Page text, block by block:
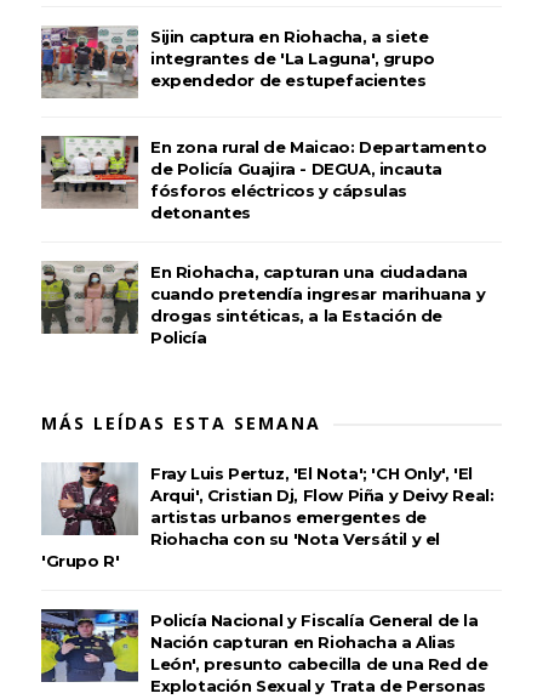
Sijin captura en Riohacha, a siete
integrantes de 'La Laguna', grupo
expendedor de estupefacientes
En zona rural de Maicao: Departamento
de Policía Guajira - DEGUA, incauta
fósforos eléctricos y cápsulas
detonantes
En Riohacha, capturan una ciudadana
cuando pretendía ingresar marihuana y
drogas sintéticas, a la Estación de
Policía
MÁS LEÍDAS ESTA SEMANA
Fray Luis Pertuz, 'El Nota'; 'CH Only', 'El
Arqui', Cristian Dj, Flow Piña y Deivy Real:
artistas urbanos emergentes de
Riohacha con su 'Nota Versátil y el
'Grupo R'
Policía Nacional y Fiscalía General de la
Nación capturan en Riohacha a Alias
León', presunto cabecilla de una Red de
Explotación Sexual y Trata de Personas